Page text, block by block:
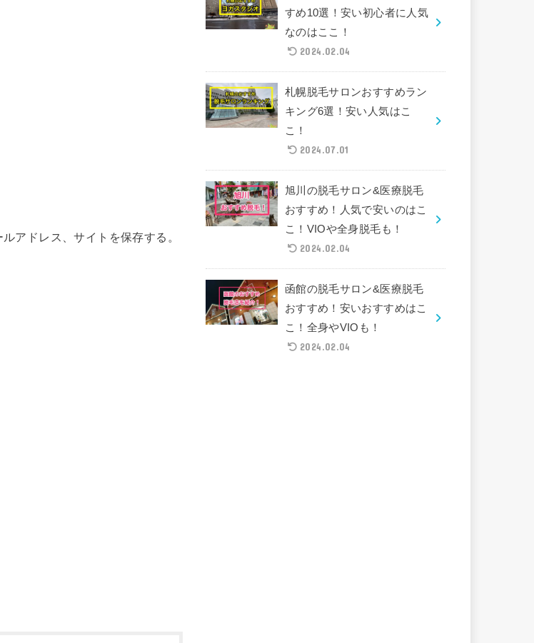
アドレス、サイトを保存する。
すめ10選！安い初心者に人気
なのはここ！
2024.02.04
札幌脱毛サロンおすすめラン
キング6選！安い人気はこ
こ！
2024.07.01
旭川の脱毛サロン&医療脱毛
おすすめ！人気で安いのはこ
こ！VIOや全身脱毛も！
2024.02.04
函館の脱毛サロン&医療脱毛
おすすめ！安いおすすめはこ
こ！全身やVIOも！
2024.02.04